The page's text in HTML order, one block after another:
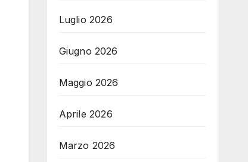
Luglio 2026
Giugno 2026
Maggio 2026
Aprile 2026
Marzo 2026